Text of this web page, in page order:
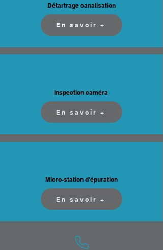
Détartrage canalisation
En savoir +
Inspection caméra
En savoir +
Micro-station d'épuration
En savoir +